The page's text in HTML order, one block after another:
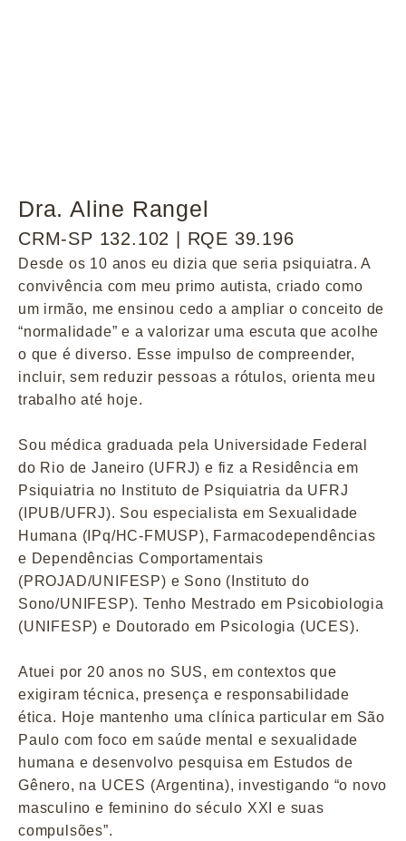
Dra. Aline Rangel
CRM-SP 132.102 | RQE 39.196
Desde os 10 anos eu dizia que seria psiquiatra. A
convivência com meu primo autista, criado como
um irmão, me ensinou cedo a ampliar o conceito de
“normalidade” e a valorizar uma escuta que acolhe
o que é diverso. Esse impulso de compreender,
incluir, sem reduzir pessoas a rótulos, orienta meu
trabalho até hoje.
Sou médica graduada pela Universidade Federal
do Rio de Janeiro (UFRJ) e fiz a Residência em
Psiquiatria no Instituto de Psiquiatria da UFRJ
(IPUB/UFRJ). Sou especialista em Sexualidade
Humana (IPq/HC-FMUSP), Farmacodependências
e Dependências Comportamentais
(PROJAD/UNIFESP) e Sono (Instituto do
Sono/UNIFESP). Tenho Mestrado em Psicobiologia
(UNIFESP) e Doutorado em Psicologia (UCES).
Atuei por 20 anos no SUS, em contextos que
exigiram técnica, presença e responsabilidade
ética. Hoje mantenho uma clínica particular em São
Paulo com foco em saúde mental e sexualidade
humana e desenvolvo pesquisa em Estudos de
Gênero, na UCES (Argentina), investigando “o novo
masculino e feminino do século XXI e suas
compulsões”.